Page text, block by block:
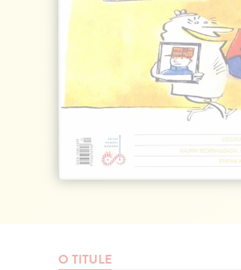
O TITULE